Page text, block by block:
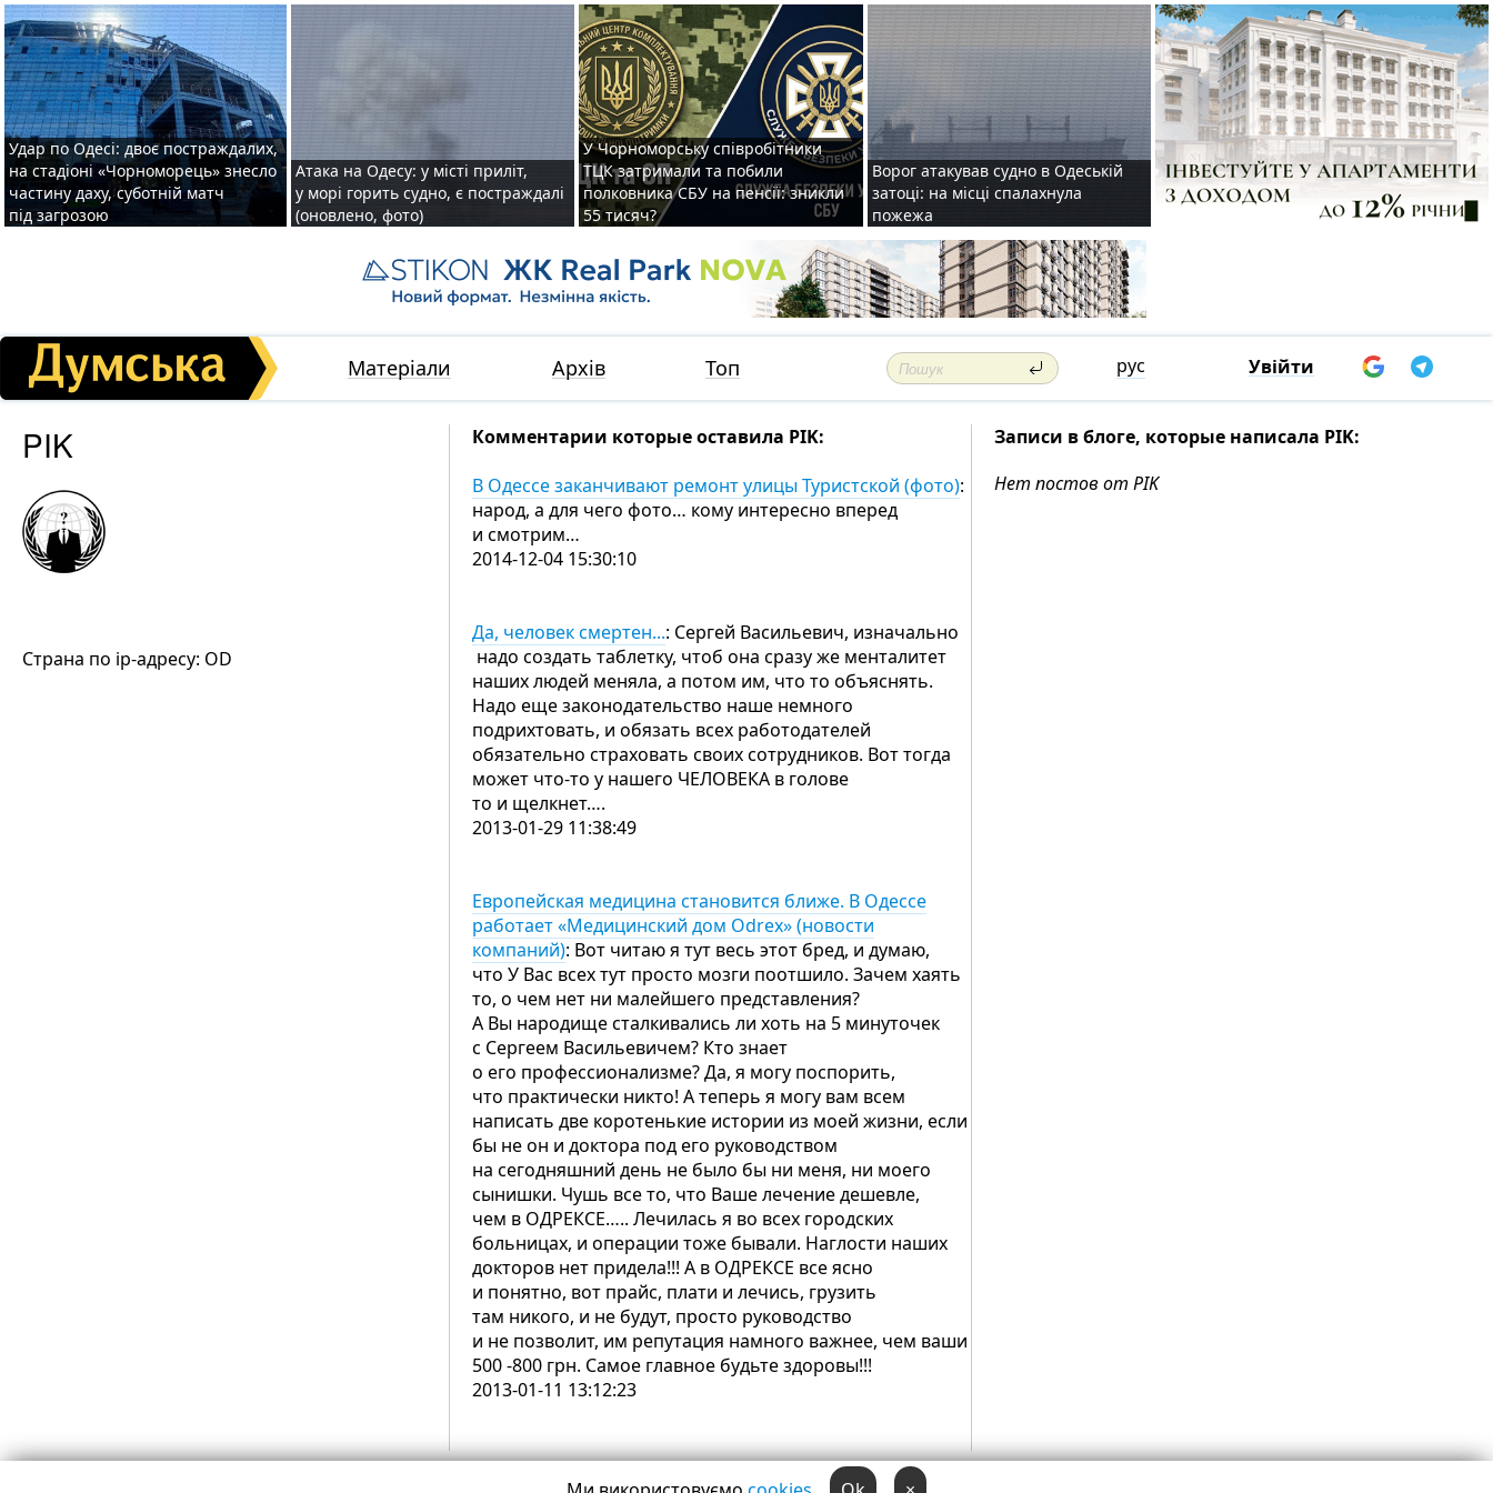
Удар по Одесі: двоє постраждалих,
на стадіоні «Чорноморець» знесло
частину даху, суботній матч
під загрозою
Атака на Одесу: у місті приліт,
у морі горить судно, є постраждалі
(оновлено, фото)
У Чорноморську співробітники
ТЦК затримали та побили
полковника СБУ на пенсії: зникли
55 тисяч?
Ворог атакував судно в Одеській
затоці: на місці спалахнула
пожежа
Матеріали Архів Топ рус Увійти
PIK
Страна по ip-адресу: OD
Комментарии которые оставила PIK:
В Одессе заканчивают ремонт улицы Туристской (фото):
народ, а для чего фото… кому интересно вперед
и смотрим…
2014-12-04 15:30:10
Да, человек смертен...: Сергей Васильевич, изначально
надо создать таблетку, чтоб она сразу же менталитет
наших людей меняла, а потом им, что то объяснять.
Надо еще законодательство наше немного
подрихтовать, и обязать всех работодателей
обязательно страховать своих сотрудников. Вот тогда
может что-то у нашего ЧЕЛОВЕКА в голове
то и щелкнет….
2013-01-29 11:38:49
Европейская медицина становится ближе. В Одессе
работает «Медицинский дом Odrex» (новости
компаний): Вот читаю я тут весь этот бред, и думаю,
что У Вас всех тут просто мозги поотшило. Зачем хаять
то, о чем нет ни малейшего представления?
А Вы народище сталкивались ли хоть на 5 минуточек
с Сергеем Васильевичем? Кто знает
о его профессионализме? Да, я могу поспорить,
что практически никто! А теперь я могу вам всем
написать две коротенькие истории из моей жизни, если
бы не он и доктора под его руководством
на сегодняшний день не было бы ни меня, ни моего
сынишки. Чушь все то, что Ваше лечение дешевле,
чем в ОДРЕКСЕ….. Лечилась я во всех городских
больницах, и операции тоже бывали. Наглости наших
докторов нет придела!!! А в ОДРЕКСЕ все ясно
и понятно, вот прайс, плати и лечись, грузить
там никого, и не будут, просто руководство
и не позволит, им репутация намного важнее, чем ваши
500 -800 грн. Самое главное будьте здоровы!!!
2013-01-11 13:12:23
Записи в блоге, которые написала PIK:
Нет постов от PIK